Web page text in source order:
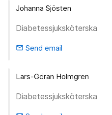
Johanna Sjösten
Diabetessjuksköterska
email Send email
Lars-Göran Holmgren
Diabetessjuksköterska